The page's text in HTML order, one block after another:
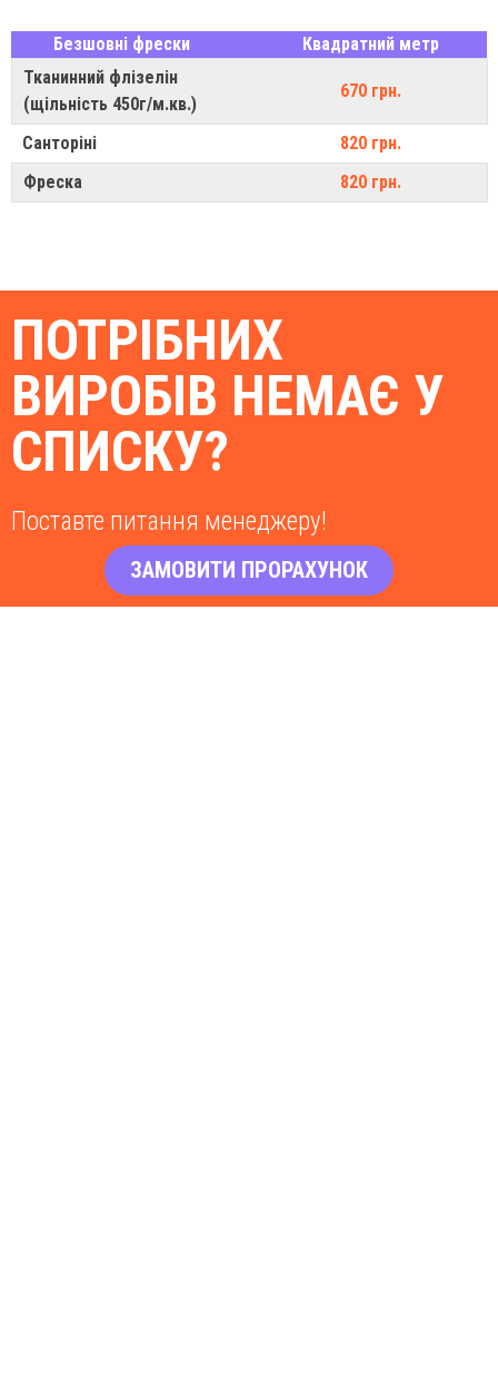
Безшовні фрески
Квадратний метр
Тканинний флізелін
(щільність 450г/м.кв.)
670 грн.
Санторіні
820 грн.
Фреска
820 грн.
ПОТРІБНИХ
ВИРОБІВ НЕМАЄ У
СПИСКУ?
Поставте питання менеджеру!
ЗАМОВИТИ ПРОРАХУНОК